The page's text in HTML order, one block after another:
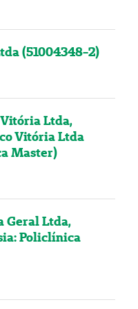
(51004348-2)
Ltda,
Vitória Ltda
Master)
Geral Ltda,
Policlínica